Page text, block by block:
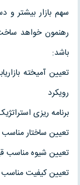
سهم بازار بیشتر و
رهنمون خواهد
باشد:
رویکرد
برنامه ریزی
تعیین ساختار
تعیین شیوه مناسب
تعیین کیفیت مناسب